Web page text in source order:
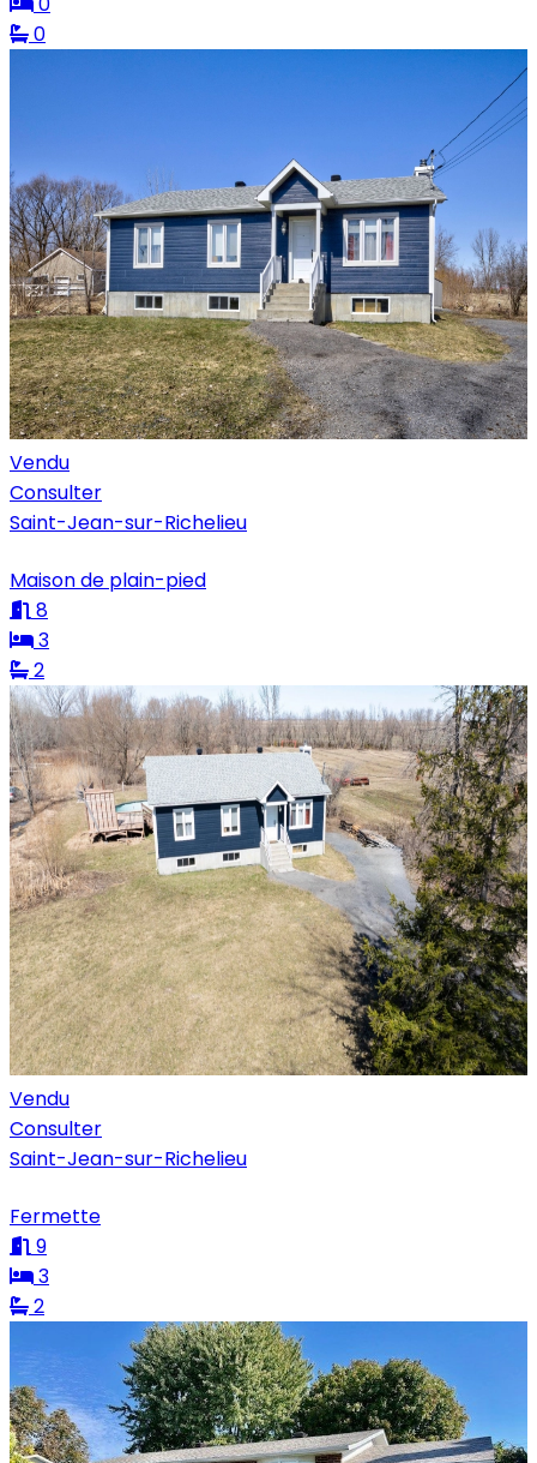
0
Vendu
Consulter
Saint-Jean-sur-Richelieu
Maison de plain-pied
8
3
2
Vendu
Consulter
Saint-Jean-sur-Richelieu
Fermette
9
3
2